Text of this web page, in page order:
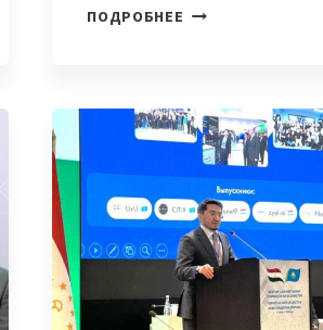
ПОДРОБНЕЕ УЗБЕКИСТАН
В
СФЕРЕ
АУТСОРСИНГА